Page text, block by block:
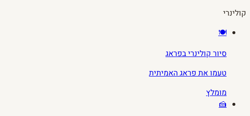
קולינרי
🍽️
סיור קולינרי בפראג
טעמו את פראג האמיתית
מומלץ
🍰